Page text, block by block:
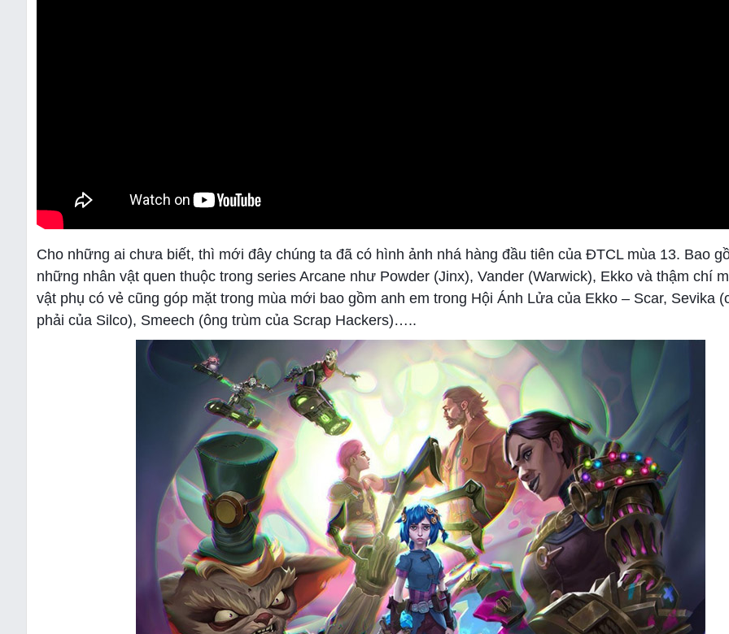
Cho những ai chưa biết, thì mới đây chúng ta đã có hình ảnh nhá hàng đầu tiên của ĐTCL mùa 13. Bao
những nhân vật quen thuộc trong series Arcane như Powder (Jinx), Vander (Warwick), Ekko và thậm chí
vật phụ có vẻ cũng góp mặt trong mùa mới bao gồm anh em trong Hội Ánh Lửa của Ekko – Scar, Sevika
phải của Silco), Smeech (ông trùm của Scrap Hackers)…..